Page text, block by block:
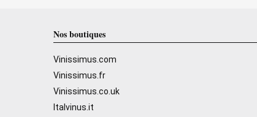
Nos boutiques
Vinissimus.com
Vinissimus.fr
Vinissimus.co.uk
Italvinus.it